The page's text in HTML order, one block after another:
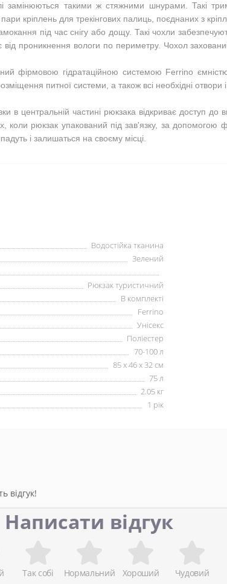
такими ж стяжними шнурами. Такі
кріплень для трекінгових палиць, поєднаних з
під час снігу або дощу. Такі чохли
проникнення вологи по периметру. Чохол
фірмовою гідратаційною системою Ferrino
питної системи, а також всі необхідні отвори і
в центральній частині рюкзака відкриває доступ
коли рюкзак упакований під зав'язку, за допомогою
і залишаться на своєму місці.
Водостійка тканина
Зелений
Рюкзак туристичний
В комплекті
Ferrino
Унісекс
Поліестер
70-100 л
85 х 46 х 32 см
75 л
2.05 кг
1 рік
відгук!
Написати відгук
Так собі Нормальний Хороший Чудовий